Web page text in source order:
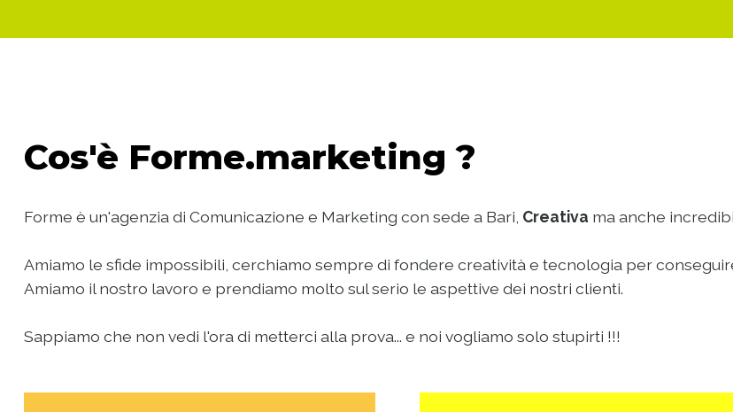
Cos'è Forme.marketing ?
Forme è un'agenzia di Comunicazione e Marketing con sede a Bari, Creativa ma anche
Amiamo le sfide impossibili, cerchiamo sempre di fondere creatività e tecnologia per
Amiamo il nostro lavoro e prendiamo molto sul serio le aspettive dei nostri clienti.
Sappiamo che non vedi l'ora di metterci alla prova... e noi vogliamo solo stupirti !!!